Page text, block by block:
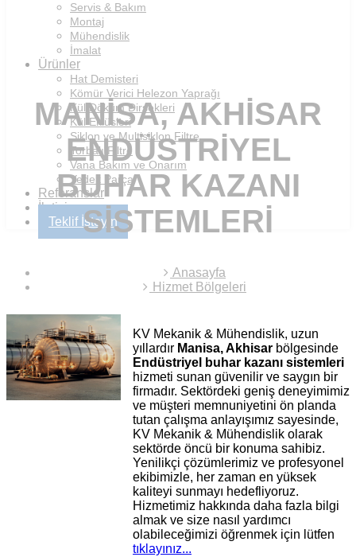
Servis & Bakım
Montaj
Mühendislik
İmalat
Ürünler
Hat Demisteri
Kömür Verici Helezon Yaprağı
Kül Döküm Dirsekleri
Kül Eklüsleri
Siklon ve Multisiklon Filtre
Torbalı Filtre
Vana Bakım ve Onarım
Yedek Parça
Referanslar
İletişim
Teklif İsteyin
MANISA, AKHISAR
ENDÜSTRIYEL
BUHAR KAZANI
SISTEMLERI
Anasayfa
Hizmet Bölgeleri
KV Mekanik & Mühendislik, uzun
yıllardır Manisa, Akhisar bölgesinde
Endüstriyel buhar kazanı sistemleri
hizmeti sunan güvenilir ve saygın bir
firmadır. Sektördeki geniş deneyimimiz
ve müşteri memnuniyetini ön planda
tutan çalışma anlayışımız sayesinde,
KV Mekanik & Mühendislik olarak
sektörde öncü bir konuma sahibiz.
Yenilikçi çözümlerimiz ve profesyonel
ekibimizle, her zaman en yüksek
kaliteyi sunmayı hedefliyoruz.
Hizmetimiz hakkında daha fazla bilgi
almak ve size nasıl yardımcı
olabileceğimizi öğrenmek için lütfen
tıklayınız...